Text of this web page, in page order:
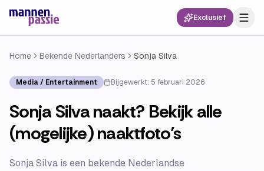
Exclusief
Home Bekende Nederlanders Sonja Silva
Media / Entertainment Bijgewerkt: 5 februari 2026
Sonja Silva naakt? Bekijk alle
(mogelijke) naaktfoto’s
Sonja Silva is een bekende Nederlandse